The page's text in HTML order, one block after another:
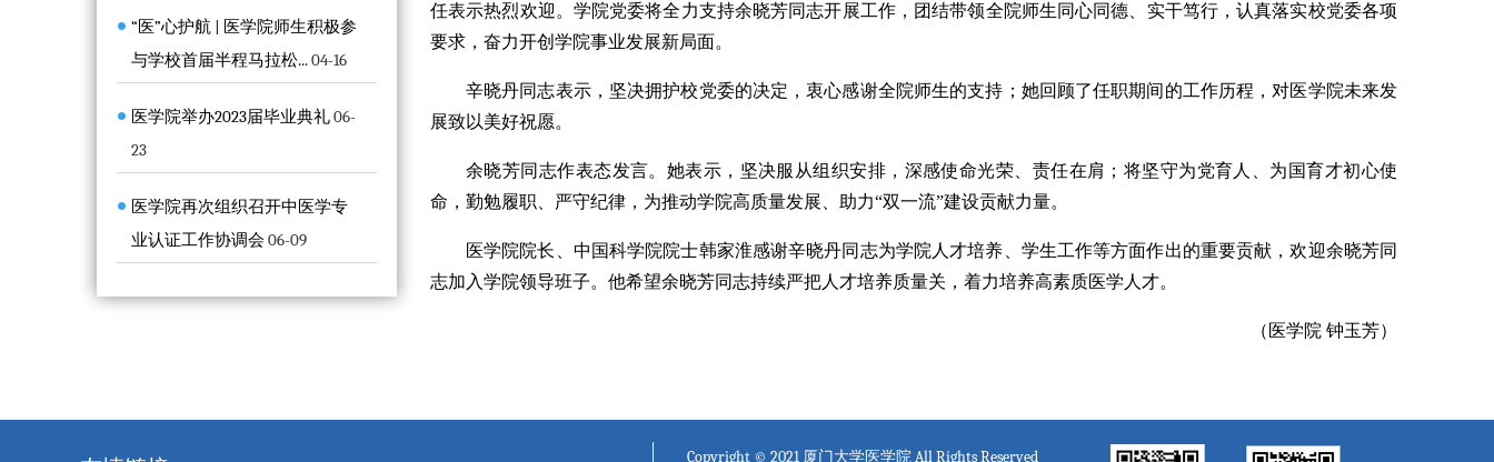
“医”心护航 | 医学院师生积极参
与学校首届半程马拉松...04-16
医学院举办2023届毕业典礼06-
23
医学院再次组织召开中医学专
业认证工作协调会 06-09
任表示热烈欢迎。学院党委将全力支持余晓芳同志开展工作，团结带领全院师生同心同德、实干笃行，认真落实校党委各项
要求，奋力开创学院事业发展新局面。
辛晓丹同志表示，坚决拥护校党委的决定，衷心感谢全院师生的支持；她回顾了任职期间的工作历程，对医学院未来发
展致以美好祝愿。
余晓芳同志作表态发言。她表示，坚决服从组织安排，深感使命光荣、责任在肩；将坚守为党育人、为国育才初心使
命，勤勉履职、严守纪律，为推动学院高质量发展、助力“双一流”建设贡献力量。
医学院院长、中国科学院院士韩家淮感谢辛晓丹同志为学院人才培养、学生工作等方面作出的重要贡献，欢迎余晓芳同
志加入学院领导班子。他希望余晓芳同志持续严把人才培养质量关，着力培养高素质医学人才。
（医学院 钟玉芳）
Copyright © 2021 厦门大学医学院 All Rights Reserved